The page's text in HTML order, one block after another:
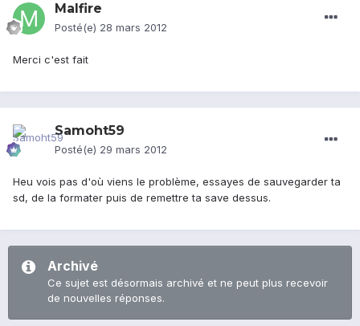
Malfire
Posté(e) 28 mars 2012
Merci c'est fait
Samoht59
Posté(e) 29 mars 2012
Heu vois pas d'où viens le problème, essayes de sauvegarder ta
sd, de la formater puis de remettre ta save dessus.
Archivé
Ce sujet est désormais archivé et ne peut plus recevoir
de nouvelles réponses.